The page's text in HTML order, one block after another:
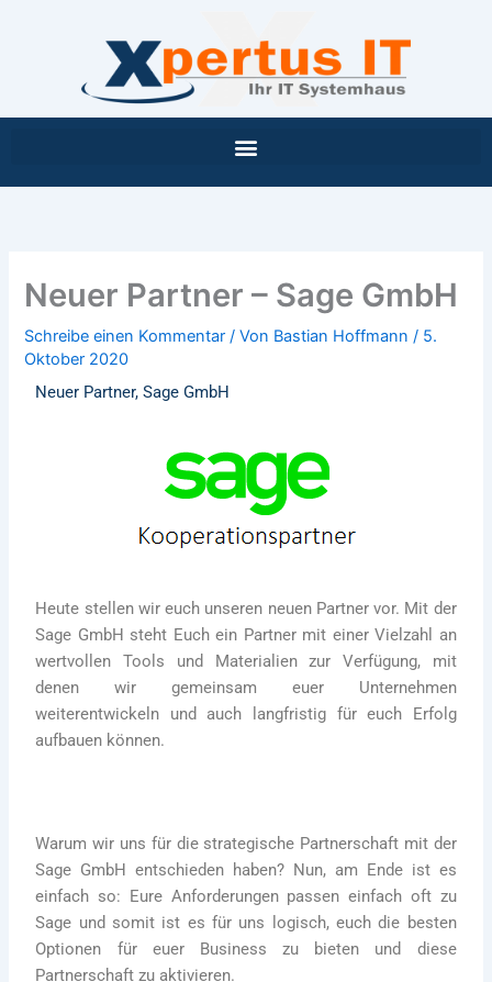
Neuer Partner – Sage GmbH
Schreibe einen Kommentar / Von Bastian Hoffmann/ 5.
Oktober 2020
Neuer Partner, Sage GmbH
Heute stellen wir euch unseren neuen Partner vor. Mit der
Sage GmbH steht Euch ein Partner mit einer Vielzahl an
wertvollen Tools und Materialien zur Verfügung, mit
denen wir gemeinsam euer Unternehmen
weiterentwickeln und auch langfristig für euch Erfolg
aufbauen können.
Warum wir uns für die strategische Partnerschaft mit der
Sage GmbH entschieden haben? Nun, am Ende ist es
einfach so: Eure Anforderungen passen einfach oft zu
Sage und somit ist es für uns logisch, euch die besten
Optionen für euer Business zu bieten und diese
Partnerschaft zu aktivieren.